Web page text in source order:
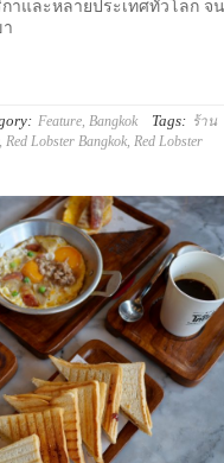
าและหลายประเทศทั่วโลก จน
Feature, Bangkok Tags: ร้าน
Red Lobster Bangkok, Red Lobster